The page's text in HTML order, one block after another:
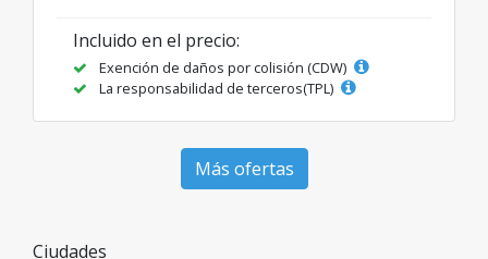
Incluido en el precio:
Exención de daños por colisión (CDW)
La responsabilidad de terceros(TPL)
Más ofertas
Ciudades